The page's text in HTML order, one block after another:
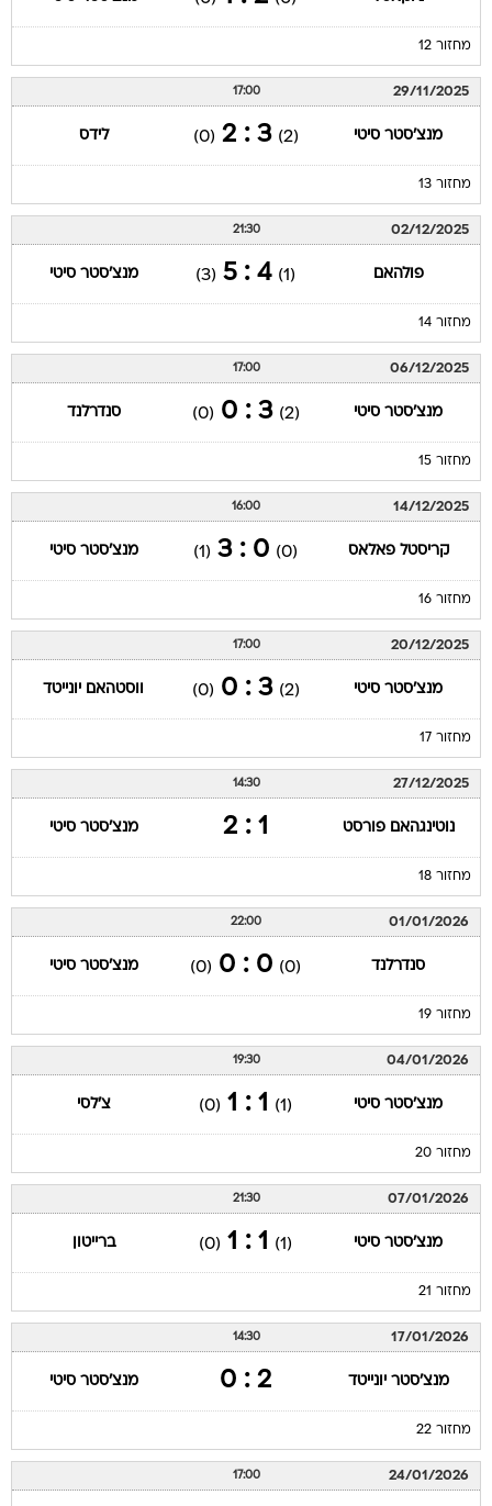
מחזור 12
29/11/2025
17:00
מנצ'סטר סיטי (2)
3 : 2
(0) לידס
מחזור 13
02/12/2025
21:30
פולהאם (1)
4 : 5
(3) מנצ'סטר סיטי
מחזור 14
06/12/2025
17:00
מנצ'סטר סיטי (2)
3 : 0
(0) סנדרלנד
מחזור 15
14/12/2025
16:00
קריסטל פאלאס (0)
0 : 3
(1) מנצ'סטר סיטי
מחזור 16
20/12/2025
17:00
מנצ'סטר סיטי (2)
3 : 0
(0) ווסטהאם יונייטד
מחזור 17
27/12/2025
14:30
נוטינגהאם פורסט 1 : 2 מנצ'סטר סיטי
מחזור 18
01/01/2026
22:00
סנדרלנד (0)
0 : 0
(0) מנצ'סטר סיטי
מחזור 19
04/01/2026
19:30
מנצ'סטר סיטי (1)
1 : 1
(0) צ'לסי
מחזור 20
07/01/2026
21:30
מנצ'סטר סיטי (1)
1 : 1
(0) ברייטון
מחזור 21
17/01/2026
14:30
מנצ'סטר יונייטד 2 : 0 מנצ'סטר סיטי
מחזור 22
24/01/2026
17:00